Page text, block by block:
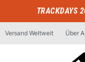
TRACKDAYS
Versand Weltweit Über